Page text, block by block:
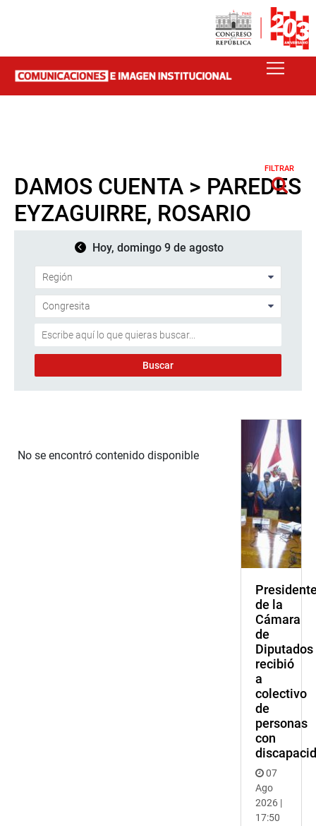
DAMOS CUENTA > PAREDES
EYZAGUIRRE, ROSARIO
FILTRAR
Hoy, domingo 9 de agosto
No se encontró contenido disponible
de la
Cámara
de
Diputados
recibió
a
colectivo
de
personas
con
07
Ago
2026 |
17:50